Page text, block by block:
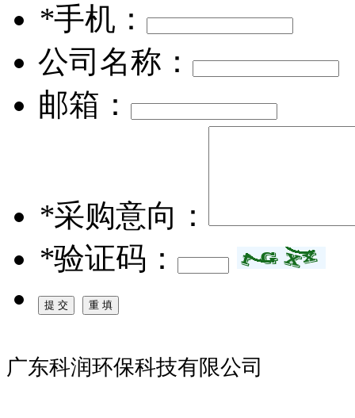
*手机：
公司名称：
邮箱：
*采购意向：
*验证码：
广东科润环保科技有限公司